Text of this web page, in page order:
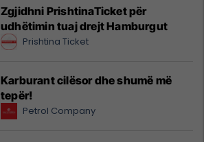
Zgjidhni PrishtinaTicket për
udhëtimin tuaj drejt Hamburgut
Prishtina Ticket
Karburant cilësor dhe shumë më
tepër!
Petrol Company